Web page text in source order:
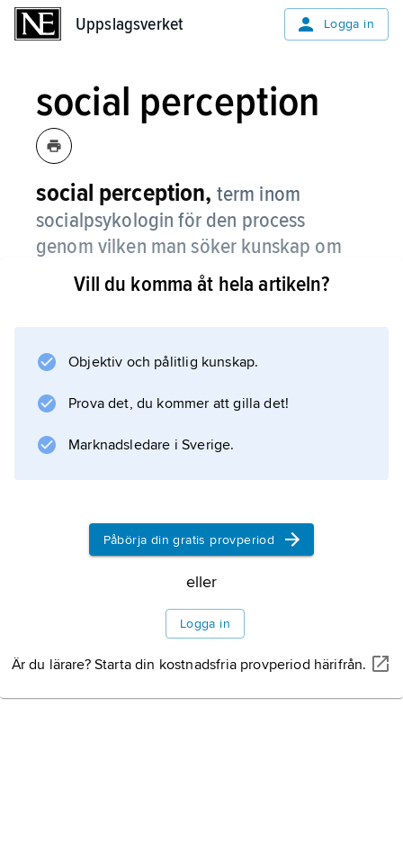
Uppslagsverket Logga in
social perception
social perception, term inom
socialpsykologin för den process
genom vilken man söker kunskap om
andra människor.
andra personers sinnesstämningar, känslor
varaktiga orsaker till andra personers
beteende (se
attributionsteorier
personperception
Vill du komma åt hela artikeln?
Objektiv och pålitlig kunskap.
Prova det, du kommer att gilla det!
Marknadsledare i Sverige.
Påbörja din gratis provperiod
eller
Logga in
Är du lärare? Starta din kostnadsfria provperiod härifrån.